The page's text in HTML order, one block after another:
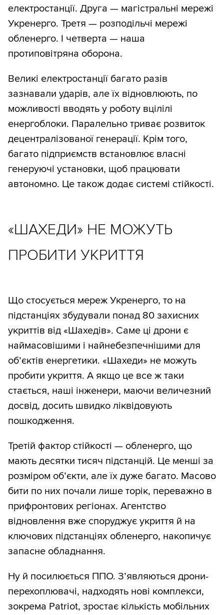
електростанції. Друга — магістральні мережі
Укренерго. Третя — розподільчі мережі
обленерго. І четверта — наша
протиповітряна оборона.
Великі електростанції багато разів
зазнавали ударів, але їх відновлюють, по
можливості вводять у роботу вцілілі
енергоблоки. Паралельно триває розвиток
децентралізованої генерації. Крім того,
багато підприємств встановлює власні
генеруючі установки, щоб працювати
автономно. Це також додає системі стійкості.
«ШАХЕДИ» НЕ МОЖУТЬ
ПРОБИТИ УКРИТТЯ
Що стосується мереж Укренерго, то на
підстанціях збудували понад 80 захисних
укриттів від «Шахедів». Саме ці дрони є
наймасовішими і найнебезпечнішими для
об’єктів енергетики. «Шахеди» не можуть
пробити укриття. А якщо це все ж таки
стається, наші інженери, маючи величезний
досвід, досить швидко ліквідовують
пошкодження.
Третій фактор стійкості — обленерго, що
мають десятки тисяч підстанцій. Це менші за
розміром об’єкти, але їх дуже багато. Масово
бити по них почали лише торік, переважно в
прифронтових регіонах. Агентство
відновлення вже споруджує укриття й на
ключових підстанціях обленерго, накопичує
запасне обладнання.
Ну й посилюється ППО. З’являються дрони-
перехоплювачі, надходять нові комплекси,
зокрема Patriot, зростає кількість мобільних